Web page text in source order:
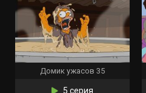
Домик ужасов 35
5 серия